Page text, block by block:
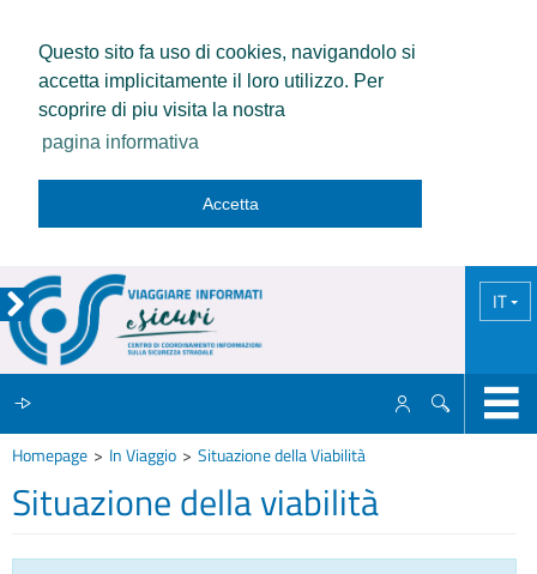
Questo sito fa uso di cookies, navigandolo si
accetta implicitamente il loro utilizzo. Per
scoprire di piu visita la nostra
pagina informativa
Accetta
IT
IL CCISS
Homepage In Viaggio Situazione della Viabilità
Situazione della viabilità